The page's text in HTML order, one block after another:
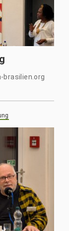
brasilien.org